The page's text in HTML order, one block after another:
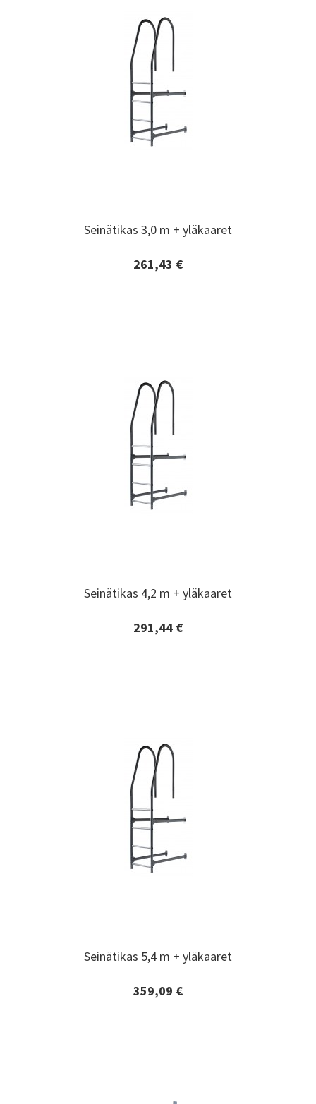
Seinätikas 3,0 m + yläkaaret
261,43 €
Seinätikas 3,0 m + yläkaaret
Lisätiedot ja tilaaminen
Seinätikas 4,2 m + yläkaaret
291,44 €
Seinätikas 4,2 m + yläkaaret
Lisätiedot ja tilaaminen
Seinätikas 5,4 m + yläkaaret
359,09 €
Seinätikas 5,4 m + yläkaaret
Lisätiedot ja tilaaminen